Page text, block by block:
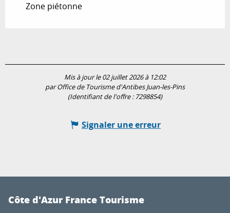
Zone piétonne
Mis à jour le 02 juillet 2026 à 12:02
par Office de Tourisme d'Antibes Juan-les-Pins
(Identifiant de l'offre : 7298854)
Signaler une erreur
Côte d'Azur France Tourisme